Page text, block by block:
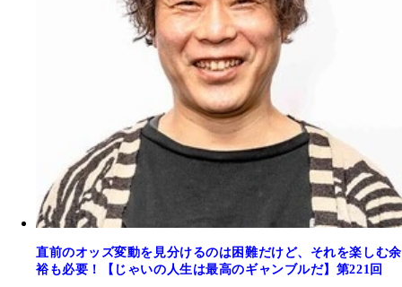
直前のオッズ変動を見分けるのは困難だけど、それを楽しむ余
裕も必要！【じゃいの人生は最高のギャンブルだ】第221回